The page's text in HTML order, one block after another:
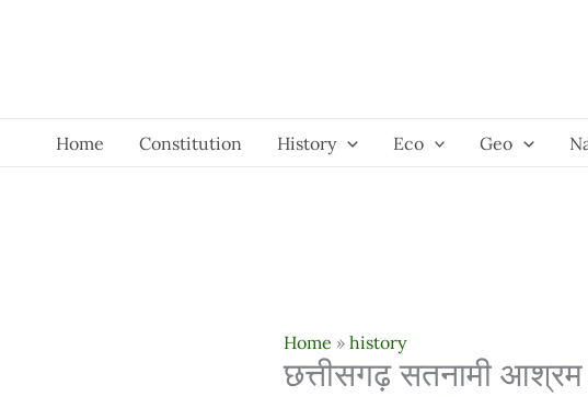
Home Constitution History Eco Geo
Home » history
छत्तीसगढ़ सतनामी आश्रम